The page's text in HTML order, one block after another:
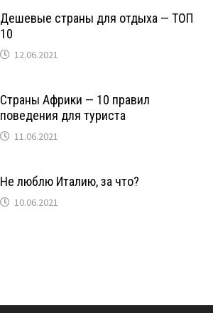
Дешевые страны для отдыха — ТОП
10
12.06.2021
Страны Африки — 10 правил
поведения для туриста
11.06.2021
Не люблю Италию, за что?
10.06.2021